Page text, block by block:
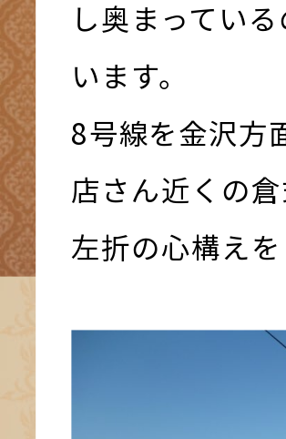
し奥まってい
います。
8号線を金沢方
店さん近くの
左折の心構え